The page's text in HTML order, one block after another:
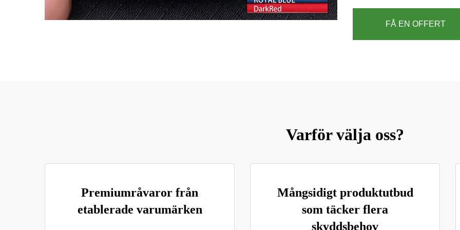
FÅ EN OFFERT
Varför välja oss?
Premiumråvaror från
etablerade varumärken
Mångsidigt produktutbud
som täcker flera
skyddsbehov